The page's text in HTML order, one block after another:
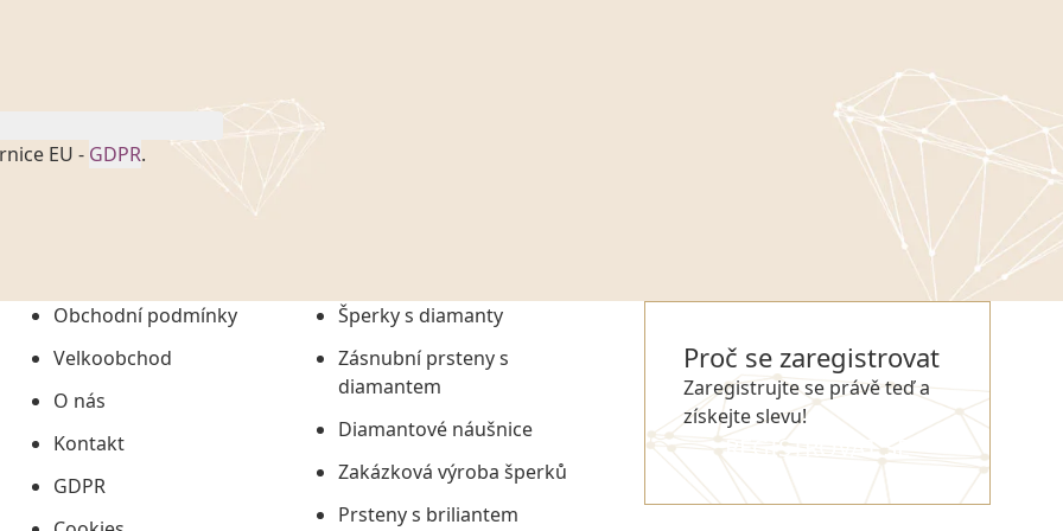
EU - GDPR.
č. 101/2000 Sb. v
uchováním veškerých
údajů či jako jeho
informací, nejdéle
Obchodní podmínky
Velkoobchod
O nás
Kontakt
GDPR
Šperky s diamanty
Zásnubní prsteny s
diamantem
Diamantové náušnice
Zakázková výroba šperků
Prsteny s briliantem
Proč se zaregistrovat
Zaregistrujte se právě teď a
získejte slevu!
REGISTROVAT SE